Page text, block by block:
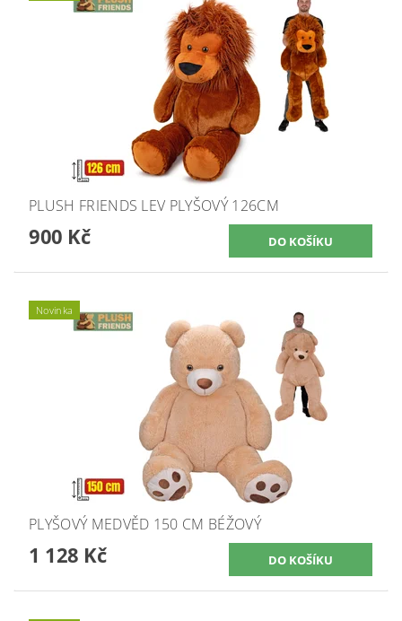
PLUSH FRIENDS LEV PLYŠOVÝ 126CM
900 Kč
Novinka
PLYŠOVÝ MEDVĚD 150 CM BÉŽOVÝ
1 128 Kč